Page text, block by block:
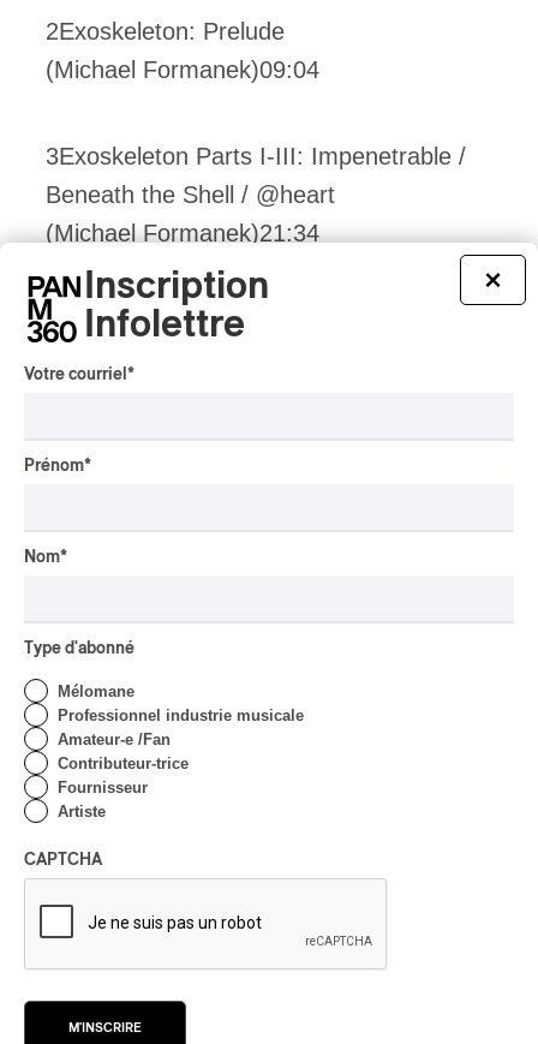
2Exoskeleton: Prelude
(Michael Formanek)09:04
3Exoskeleton Parts I-III: Impenetrable /
Beneath the Shell / @heart
(Michael Formanek)21:34
4Exoskeleton Parts IV-V: Echoes /
(Michael Formanek)11:29
6Exoskeleton Part VIII: Metamorphic
(Michael Formanek)
PUBLICITÉ PANAM
×
Inscription
Infolettre
Votre courriel *
Prénom*
Nom*
Type d'abonné
Mélomane
Professionnel industrie musicale
Amateur-e /Fan
Contributeur-trice
Fournisseur
Artiste
CAPTCHA
M'INSCRIRE